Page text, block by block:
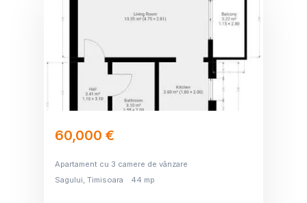
Apartament cu 3 camere de vânzare
60,000 €
Sagului, Timisoara 44 mp